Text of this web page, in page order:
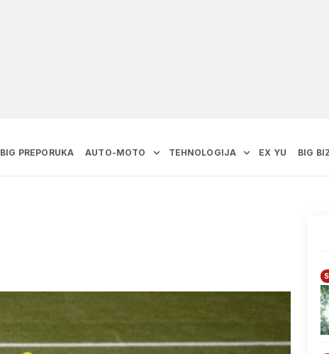
BIG PREPORUKA AUTO-MOTO TEHNOLOGIJA EX YU BIG